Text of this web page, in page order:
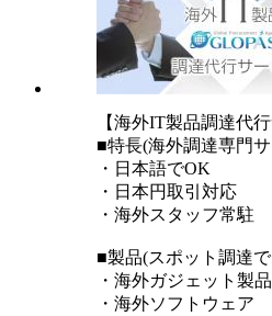
【海外IT製品調達代
■特長(海外調達専門
・日本語でOK
・日本円取引対応
・海外スタッフ常駐
■製品(スポット調達
・海外ガジェット製品
・海外ソフトウェア